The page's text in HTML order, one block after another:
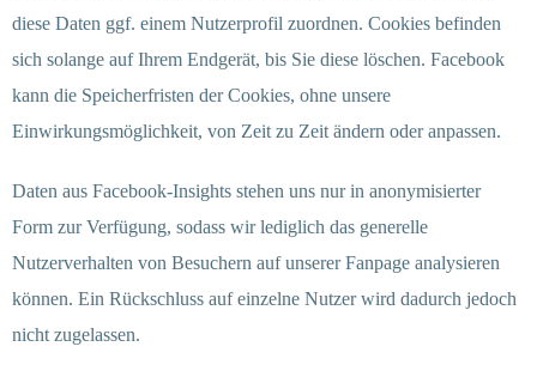
diese Daten ggf. einem Nutzerprofil zuordnen. Cookies befinden
sich solange auf Ihrem Endgerät, bis Sie diese löschen. Facebook
kann die Speicherfristen der Cookies, ohne unsere
Einwirkungsmöglichkeit, von Zeit zu Zeit ändern oder anpassen.
Daten aus Facebook-Insights stehen uns nur in anonymisierter
Form zur Verfügung, sodass wir lediglich das generelle
Nutzerverhalten von Besuchern auf unserer Fanpage analysieren
können. Ein Rückschluss auf einzelne Nutzer wird dadurch jedoch
nicht zugelassen.